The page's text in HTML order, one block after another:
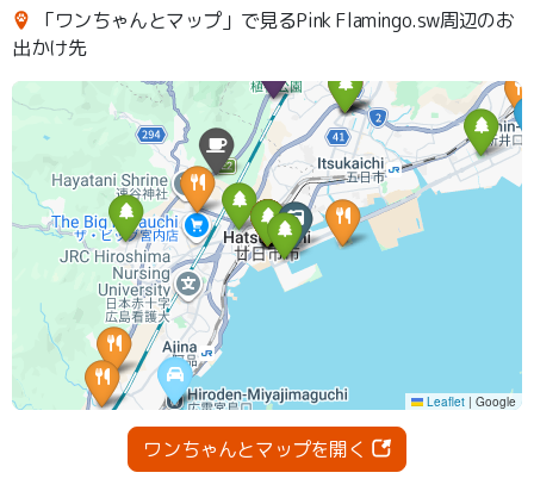
「ワンちゃんとマップ」で見るPink Flamingo.sw周辺のお
出かけ先
ワンちゃんとマップを開く